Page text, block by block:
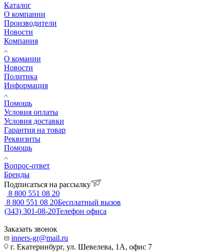
Каталог
О компании
Производители
Новости
Компания
О комании
Новости
Политика
Информация
Помощь
Условия оплаты
Условия доставки
Гарантия на товар
Реквизиты
Помощь
Вопрос-ответ
Бренды
Подписаться на рассылку
8 800 551 08 20
8 800 551 08 20Бесплатный вызов
(343) 301-08-20Телефон офиса
Заказать звонок
inners-gr@mail.ru
г. Екатеринбург, ул. Шевелева, 1А, офис 7